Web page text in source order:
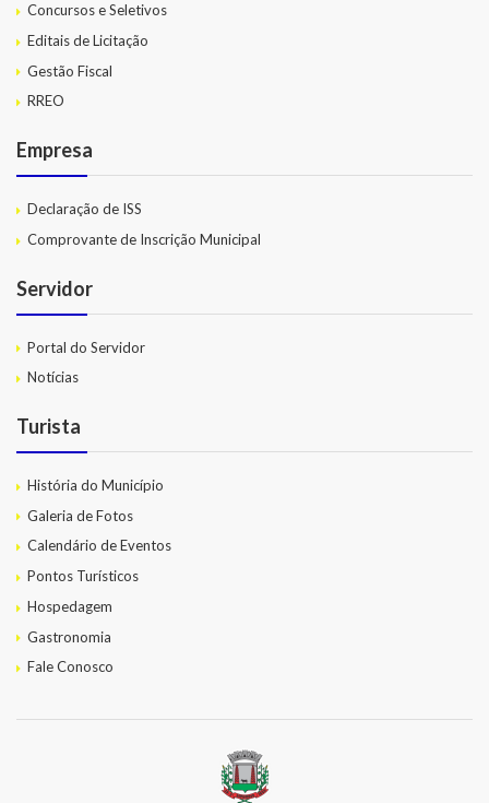
Concursos e Seletivos
Editais de Licitação
Gestão Fiscal
RREO
Empresa
Declaração de ISS
Comprovante de Inscrição Municipal
Servidor
Portal do Servidor
Notícias
Turista
História do Município
Galeria de Fotos
Calendário de Eventos
Pontos Turísticos
Hospedagem
Gastronomia
Fale Conosco